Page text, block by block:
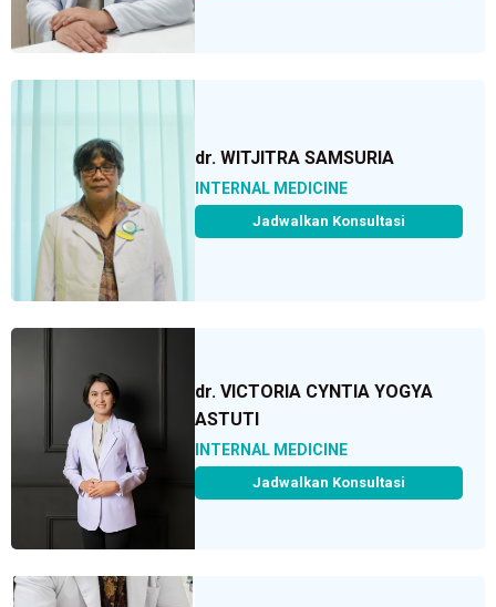
dr. WITJITRA SAMSURIA
INTERNAL MEDICINE
Jadwalkan Konsultasi
dr. VICTORIA CYNTIA YOGYA
ASTUTI
INTERNAL MEDICINE
Jadwalkan Konsultasi